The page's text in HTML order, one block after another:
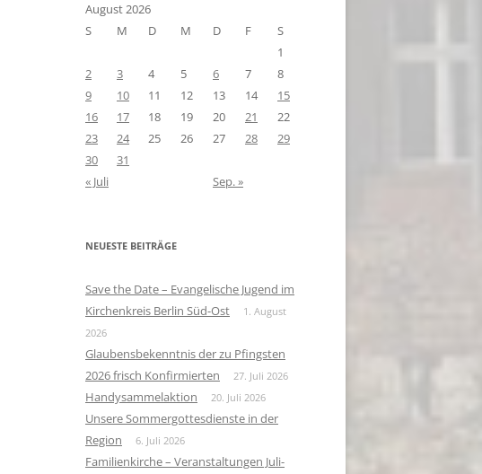
August 2026
S
M D M D F
S
1
2
3 4 5 6 7
8
9
10 11 12 13 14
15
16
17 18 19 20 21
22
23
24 25 26 27 28
29
30
31
« Juli
Sep. »
NEUESTE BEITRÄGE
Save the Date – Evangelische Jugend im
Kirchenkreis Berlin Süd-Ost
1. August
2026
Glaubensbekenntnis der zu Pfingsten
2026 frisch Konfirmierten
27. Juli 2026
Handysammelaktion 20. Juli 2026
Unsere Sommergottesdienste in der
Region
6. Juli 2026
Familienkirche – Veranstaltungen Juli-